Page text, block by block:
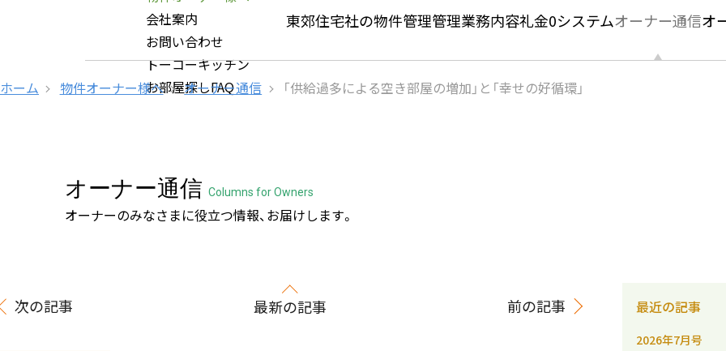
会社案内
お問い合わせ
トーコーキッチン
お部屋探しFAQ
東郊住宅社の物件管理管理業務内容礼金0システムオーナー通信オ
ホーム 物件オーナー様へ オーナー通信 「供給過多による空き部屋の増加」と「幸せの好循環」
オーナー通信 Columns for Owners
オーナーのみなさまに役立つ情報、お届けします。
次の記事 最新の記事 前の記事 最近の記事
2026年7月号